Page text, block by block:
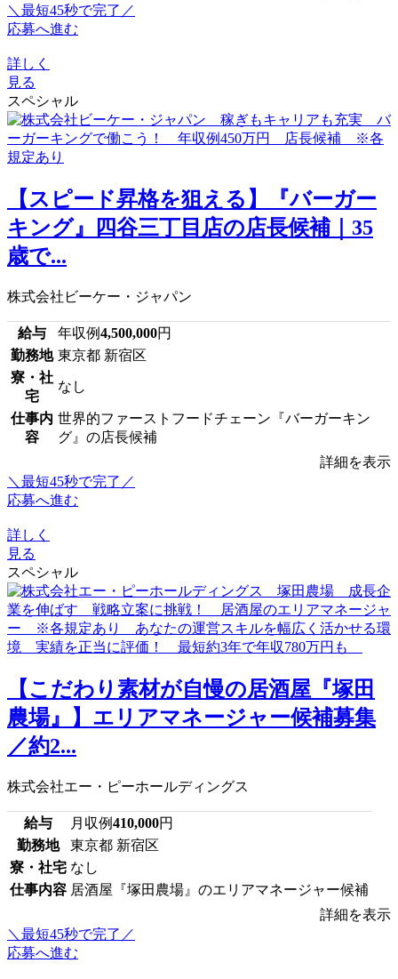
＼最短45秒で完了／
応募へ進む
詳しく
見る
スペシャル
【スピード昇格を狙える】『バーガー
キング』四谷三丁目店の店長候補｜35
歳で...
株式会社ビーケー・ジャパン
給与 年収例4,500,000円
勤務地 東京都 新宿区
寮・社
宅
なし
仕事内
容
世界的ファーストフードチェーン『バーガーキン
グ』の店長候補
詳細を表示
＼最短45秒で完了／
応募へ進む
詳しく
見る
スペシャル
【こだわり素材が自慢の居酒屋『塚田
農場』】エリアマネージャー候補募集
／約2...
株式会社エー・ピーホールディングス
給与 月収例410,000円
勤務地
東京都 新宿区
寮・社宅 なし
仕事内容 居酒屋『塚田農場』のエリアマネージャー候補
詳細を表示
＼最短45秒で完了／
応募へ進む